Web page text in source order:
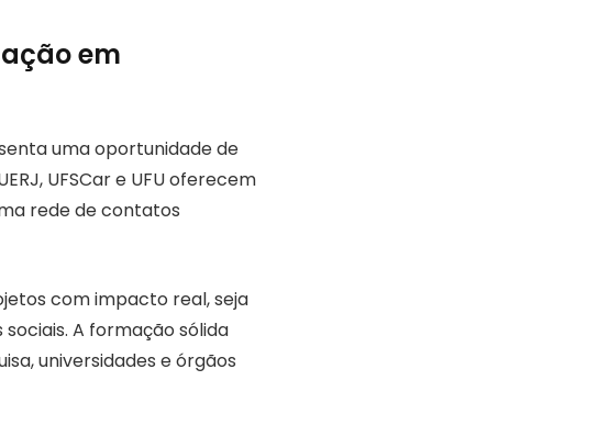
em
uma oportunidade de
UFSCar e UFU oferecem
rede de contatos
com impacto real, seja
A formação sólida
universidades e órgãos